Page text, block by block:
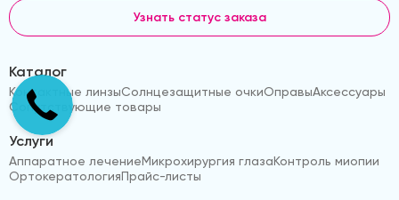
Узнать статус заказа
Каталог
Контактные линзыСолнцезащитные очкиОправыАксессуары
Сопутствующие товары
Услуги
Аппаратное лечениеМикрохирургия глазаКонтроль миопии
ОртокератологияПрайс-листы